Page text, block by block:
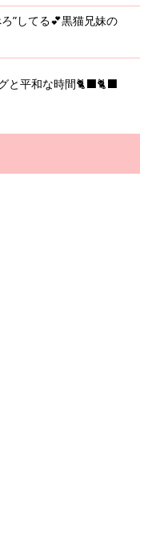
”してる💕黒猫兄妹の
と平和な時間🐈‍⬛🐈‍⬛